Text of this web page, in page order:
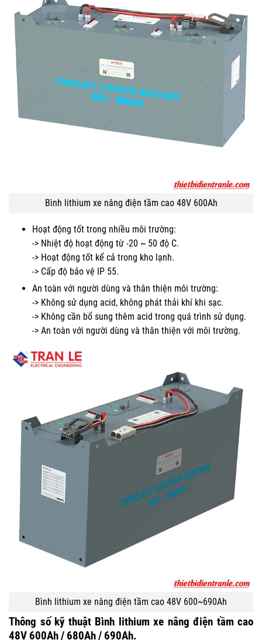
Bình lithium xe nâng điện tầm cao 48V 600Ah
Hoạt động tốt trong nhiều môi trường:
-> Nhiệt độ hoạt động từ -20 ~ 50 độ C.
-> Hoạt động tốt kể cả trong kho lạnh.
-> Cấp độ bảo vệ IP 55.
An toàn với người dùng và thân thiện môi trường:
-> Không sử dụng acid, không phát thải khí khi sạc.
-> Không cần bổ sung thêm acid trong quá trình sử dụng.
-> An toàn với người dùng và thân thiện với môi trường.
Bình lithium xe nâng điện tầm cao 48V 600~690Ah
Thông số kỹ thuật Bình lithium xe nâng điện tầm cao
48V 600Ah / 680Ah / 690Ah.